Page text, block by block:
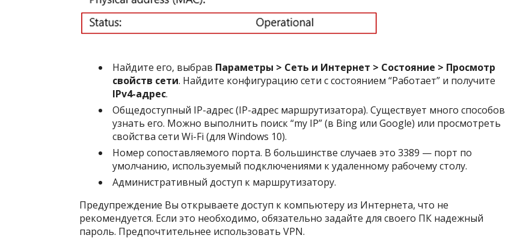
Найдите его, выбрав Параметры > Сеть и Интернет > Состояние > Просмотр
свойств сети. Найдите конфигурацию сети с состоянием “Работает” и получите
IPv4-адрес.
Общедоступный IP-адрес (IP-адрес маршрутизатора). Существует много способов
узнать его. Можно выполнить поиск “my IP” (в Bing или Google) или просмотреть
свойства сети Wi-Fi (для Windows 10).
Номер сопоставляемого порта. В большинстве случаев это 3389 — порт по
умолчанию, используемый подключениями к удаленному рабочему столу.
Административный доступ к маршрутизатору.
Предупреждение Вы открываете доступ к компьютеру из Интернета, что не
рекомендуется. Если это необходимо, обязательно задайте для своего ПК надежный
пароль. Предпочтительнее использовать VPN.